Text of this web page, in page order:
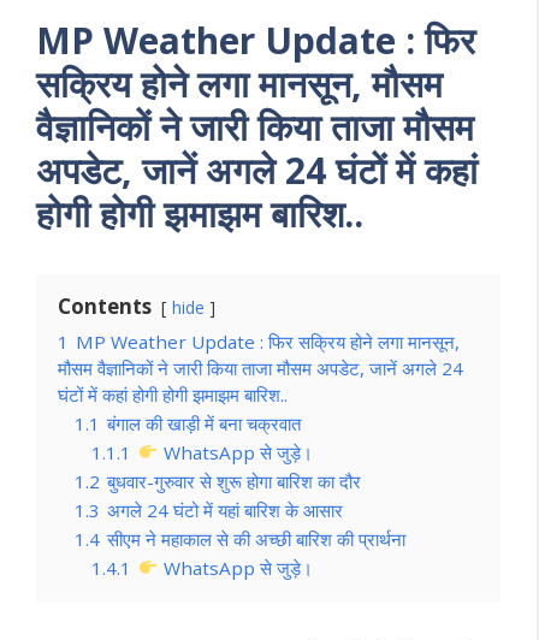
MP Weather Update : फिर
सक्रिय होने लगा मानसून, मौसम
वैज्ञानिकों ने जारी किया ताजा मौसम
अपडेट, जानें अगले 24 घंटों में कहां
होगी होगी झमाझम बारिश..
Contents hide
1 MP Weather Update : फिर सक्रिय होने लगा मानसून,
मौसम वैज्ञानिकों ने जारी किया ताजा मौसम अपडेट, जानें अगले 24
घंटों में कहां होगी होगी झमाझम बारिश..
1.1 बंगाल की खाड़ी में बना चक्रवात
1.1.1
WhatsApp से जुड़े।
1.2 बुधवार-गुरुवार से शुरू होगा बारिश का दौर
1.3 अगले 24 घंटो में यहां बारिश के आसार
1.4 सीएम ने महाकाल से की अच्छी बारिश की प्रार्थना
1.4.1
WhatsApp से जुड़े।